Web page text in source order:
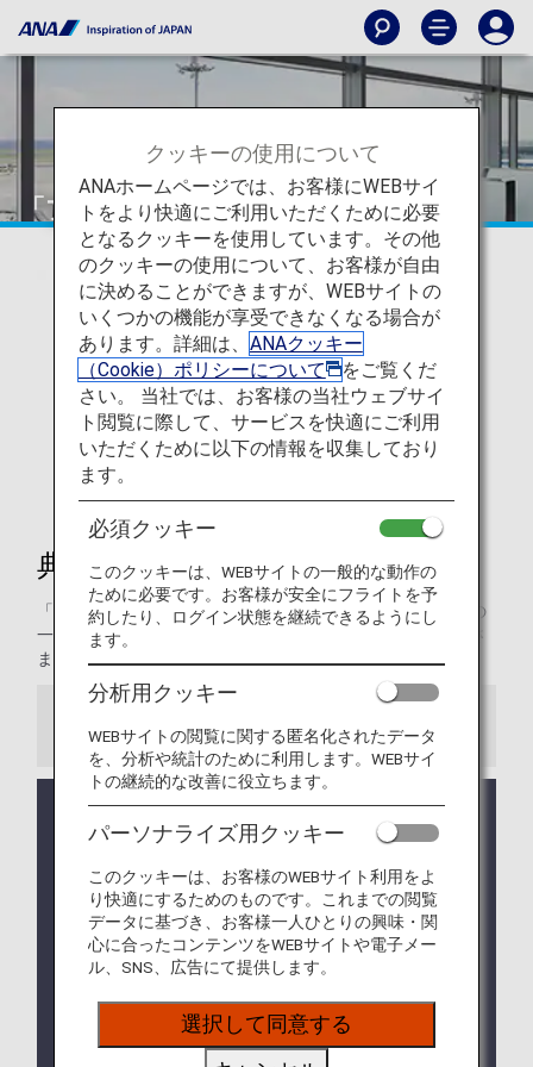
「プラチナサービス」メンバー
「プラチナサービス」メンバー特
典
「プラチナサービス」メンバーのお客様には、ANAでの旅の
一瞬一瞬を特別で素晴らしいものにしていただくために、さ
まざまなサービスをご用意しております。
お知らせ
アップグレードポイントのご提供は2026年度のプレ
ミアムメンバーならびにスーパーフライヤーズ本会
はアップグレードポイントのサービス終了について
をご確認ください。
羽田空港駐車場の優先予約サービスは、2026年9月
30日をもちましてサービスを終了させていただきま
羽田空港駐車場の優先予約サービス終了の
お知らせをご確認ください。
クッキーの使用について
ANAホームページでは、お客様にWEBサイ
トをより快適にご利用いただくために必要
となるクッキーを使用しています。その他
のクッキーの使用について、お客様が自由
に決めることができますが、WEBサイトの
いくつかの機能が享受できなくなる場合が
あります。詳細は、 ANAクッキー
（Cookie）ポリシーについて
をご覧くだ
さい。 当社では、お客様の当社ウェブサイ
ト閲覧に際して、サービスを快適にご利用
いただくために以下の情報を収集しており
ます。
必須クッキー
このクッキーは、WEBサイトの一般的な動作の
ために必要です。お客様が安全にフライトを予
約したり、ログイン状態を継続できるようにし
ます。
分析用クッキー
WEBサイトの閲覧に関する匿名化されたデータ
を、分析や統計のために利用します。WEBサイ
トの継続的な改善に役立ちます。
パーソナライズ用クッキー
このクッキーは、お客様のWEBサイト利用をよ
り快適にするためのものです。これまでの閲覧
データに基づき、お客様一人ひとりの興味・関
心に合ったコンテンツをWEBサイトや電子メー
ル、SNS、広告にて提供します。
選択して同意する